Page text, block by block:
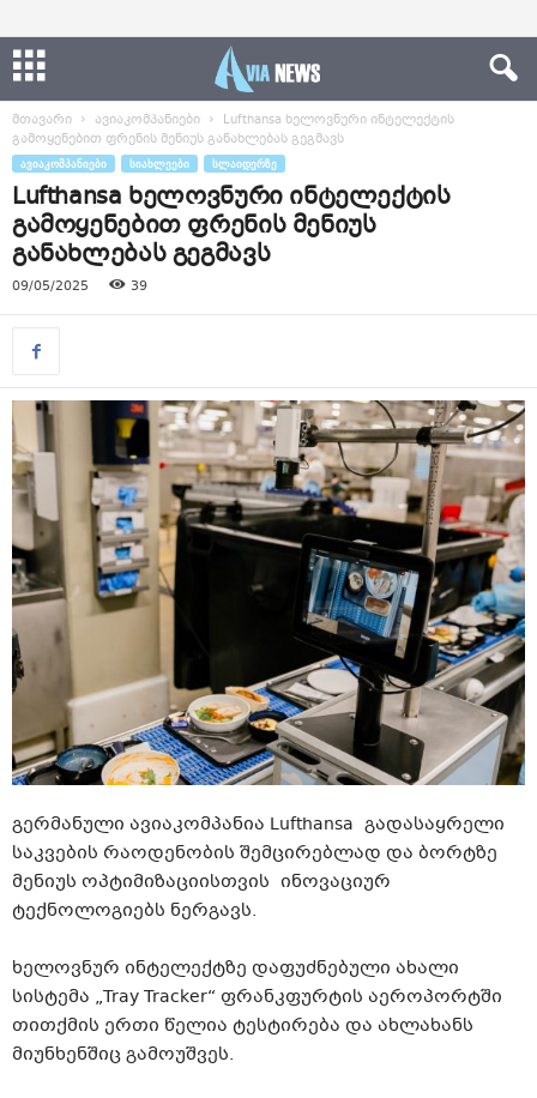
მთავარი ავიაკომპანიები
Lufthansa ხელოვნური ინტელექტის
გამოყენებით ფრენის მენიუს განახლებას გეგმავს
ᲐᲕᲘᲐᲙᲝᲛᲞᲐᲜᲘᲔᲑᲘ ᲡᲘᲐᲮᲚᲔᲔᲑᲘ ᲡᲚᲐᲘᲓᲔᲠᲖᲔ
Lufthansa ხელოვნური ინტელექტის
გამოყენებით ფრენის მენიუს
განახლებას გეგმავს
09/05/2025 39
გერმანული ავიაკომპანია Lufthansa გადასაყრელი
საკვების რაოდენობის შემცირებლად და ბორტზე
მენიუს ოპტიმიზაციისთვის ინოვაციურ
ტექნოლოგიებს ნერგავს.
ხელოვნურ ინტელექტზე დაფუძნებული ახალი
სისტემა „Tray Tracker“ ფრანკფურტის აეროპორტში
თითქმის ერთი წელია ტესტირება და ახლახანს
მიუნხენშიცგამოუშვეს.